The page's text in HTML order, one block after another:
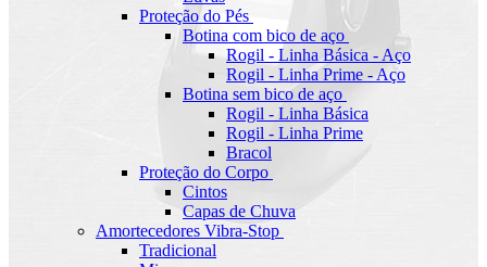
Proteção do Pés
Botina com bico de aço
Rogil - Linha Básica - Aço
Rogil - Linha Prime - Aço
Botina sem bico de aço
Rogil - Linha Básica
Rogil - Linha Prime
Bracol
Proteção do Corpo
Cintos
Capas de Chuva
Amortecedores Vibra-Stop
Tradicional